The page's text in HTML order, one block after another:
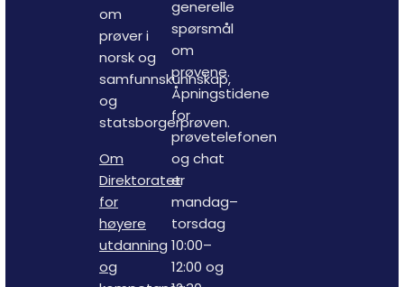
om
prøver i
norsk og
samfunnskunnskap,
og
statsborgerprøven.
Om
Direktoratet
for
høyere
utdanning
og
generelle
spørsmål
om
prøvene.
Åpningstidene
for
prøvetelefonen
og chat
er
mandag–
torsdag
10:00–
12:00 og